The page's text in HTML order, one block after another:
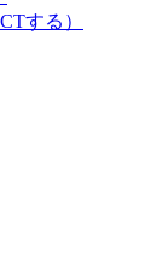
する）